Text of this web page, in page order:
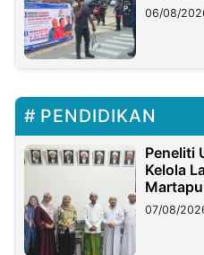
06/08/
PENDIDIKAN
Peneliti
Kelola
07/08/